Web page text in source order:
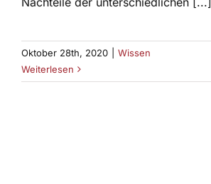
Oktober 28th, 2020
Wissen
Weiterlesen